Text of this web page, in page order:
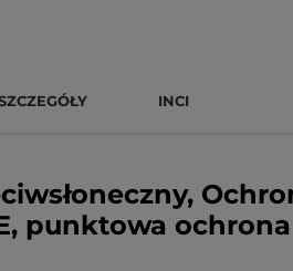
INCI
punktowa ochrona